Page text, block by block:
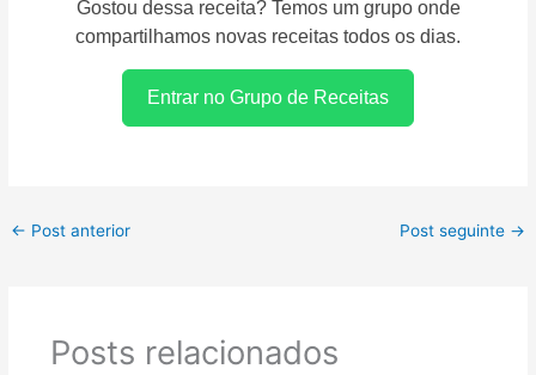
Gostou dessa receita? Temos um grupo onde
compartilhamos novas receitas todos os dias.
Entrar no Grupo de Receitas
← Post anterior Post seguinte →
Posts relacionados